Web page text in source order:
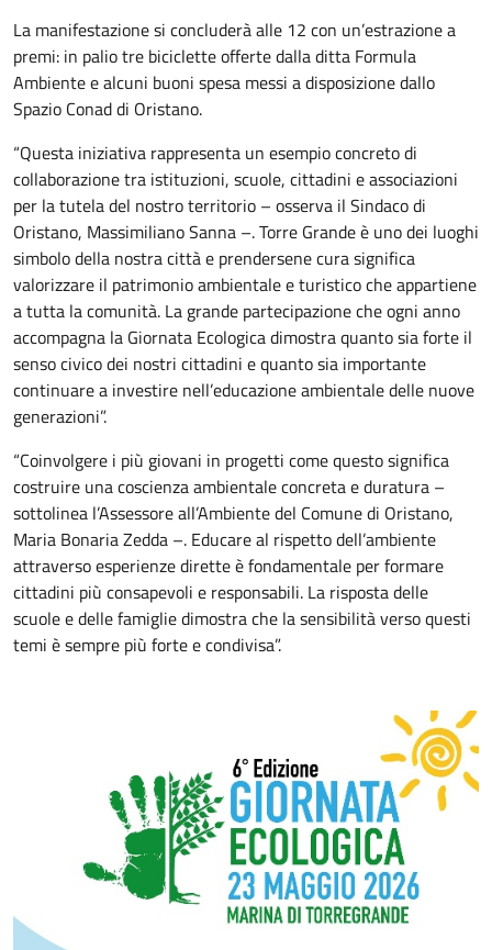
La manifestazione si concluderà alle 12 con un’estrazione a
premi: in palio tre biciclette offerte dalla ditta Formula
Ambiente e alcuni buoni spesa messi a disposizione dallo
Spazio Conad di Oristano.
“Questa iniziativa rappresenta un esempio concreto di
collaborazione tra istituzioni, scuole, cittadini e associazioni
per la tutela del nostro territorio – osserva il Sindaco di
Oristano, Massimiliano Sanna –. Torre Grande è uno dei luoghi
simbolo della nostra città e prendersene cura significa
valorizzare il patrimonio ambientale e turistico che appartiene
a tutta la comunità. La grande partecipazione che ogni anno
accompagna la Giornata Ecologica dimostra quanto sia forte il
senso civico dei nostri cittadini e quanto sia importante
continuare a investire nell’educazione ambientale delle nuove
generazioni”.
“Coinvolgere i più giovani in progetti come questo significa
costruire una coscienza ambientale concreta e duratura –
sottolinea l’Assessore all’Ambiente del Comune di Oristano,
Maria Bonaria Zedda –. Educare al rispetto dell’ambiente
attraverso esperienze dirette è fondamentale per formare
cittadini più consapevoli e responsabili. La risposta delle
scuole e delle famiglie dimostra che la sensibilità verso questi
temi è sempre più forte e condivisa”.